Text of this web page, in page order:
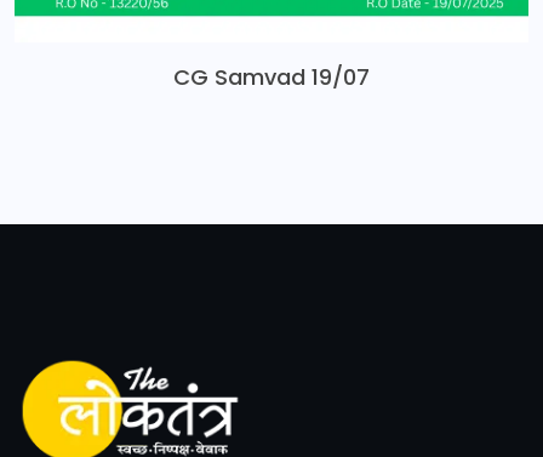
CG Samvad 19/07